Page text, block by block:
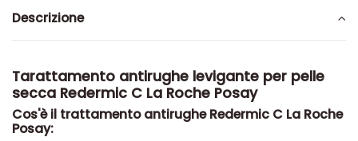
Descrizione
Tarattamento antirughe levigante per pelle
secca Redermic C La Roche Posay
Cos'è il trattamento antirughe Redermic C La Roche
Posay: